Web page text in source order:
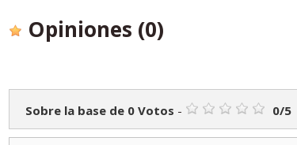
Opiniones (0)
Sobre la base de 0 Votos - 0/5